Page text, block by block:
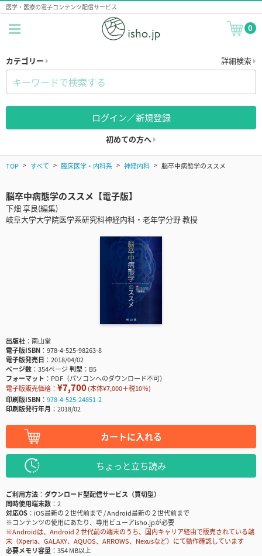
医学・医療の電子コンテンツ配信サービス
0
カテゴリー 詳細検索
ログイン／新規登録
初めての方へ
TOP すべて 臨床医学・内科系 神経内科 脳卒中病態学のススメ
脳卒中病態学のススメ【電子版】
下畑 享良(編集)
岐阜大学大学院医学系研究科神経内科・老年学分野 教授
出版社
南山堂
電子版ISBN
978-4-525-98263-8
電子版発売日
2018/04/02
ページ数
354ページ判型
B5
フォーマット
PDF（パソコンへのダウンロード不可）
電子版販売価格： ¥7,700(本体¥7,000＋税10％)
印刷版ISBN
978-4-525-24851-2
印刷版発行年月
2018/02
カートに入れる
ちょっと立ち読み
ご利用方法
ダウンロード型配信サービス（買切型）
同時使用端末数
2
対応OS
iOS最新の２世代前まで / Android最新の２世代前まで
※コンテンツの使用にあたり、専用ビューアisho.jpが必要
※Androidは、Android２世代前の端末のうち、国内キャリア経由で販売されている端
末（Xperia、GALAXY、AQUOS、ARROWS、Nexusなど）にて動作確認しています
必要メモリ容量
354 MB以上